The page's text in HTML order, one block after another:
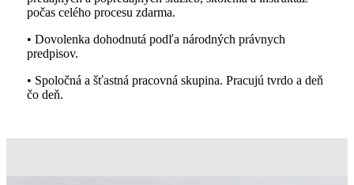
počas celého procesu zdarma.
• Dovolenka dohodnutá podľa národných právnych
predpisov.
• Spoločná a šťastná pracovná skupina. Pracujú tvrdo a deň
čo deň.